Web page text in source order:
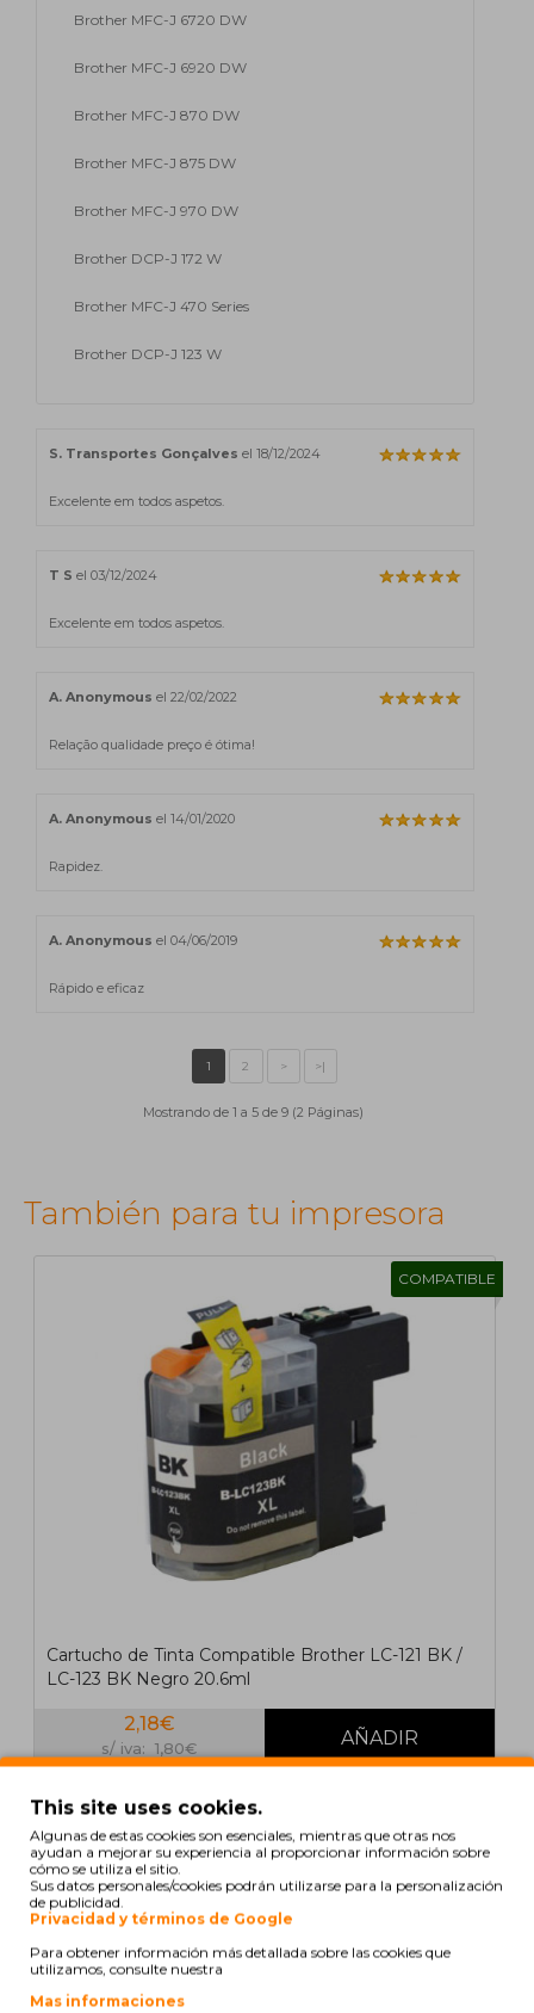
Brother MFC-J 6720 DW
Brother MFC-J 6920 DW
Brother MFC-J 870 DW
Brother MFC-J 875 DW
Brother MFC-J 970 DW
Brother DCP-J 172 W
Brother MFC-J 470 Series
Brother DCP-J 123 W
S. Transportes Gonçalves el 18/12/2024
Excelente em todos aspetos.
T S el 03/12/2024
Excelente em todos aspetos.
A. Anonymous el 22/02/2022
Relação qualidade preço é ótima!
A. Anonymous el 14/01/2020
Rapidez.
A. Anonymous el 04/06/2019
Rápido e eficaz
1 2
Mostrando de 1 a 5 de 9 (2 Páginas)
También para tu impresora
COMPATIBLE
Cartucho de Tinta Compatible Brother LC-121 BK /
LC-123 BK Negro 20.6ml
2,18€
s/ iva: 1,80€
This site uses cookies.
Algunas de estas cookies son esenciales, mientras que otras nos
ayudan a mejorar su experiencia al proporcionar información sobre
cómo se utiliza el sitio.
Sus datos personales/cookies podrán utilizarse para la personalización
de publicidad.
Privacidad y términos de Google
Para obtener información más detallada sobre las cookies que
utilizamos, consulte nuestra
Mas informaciones